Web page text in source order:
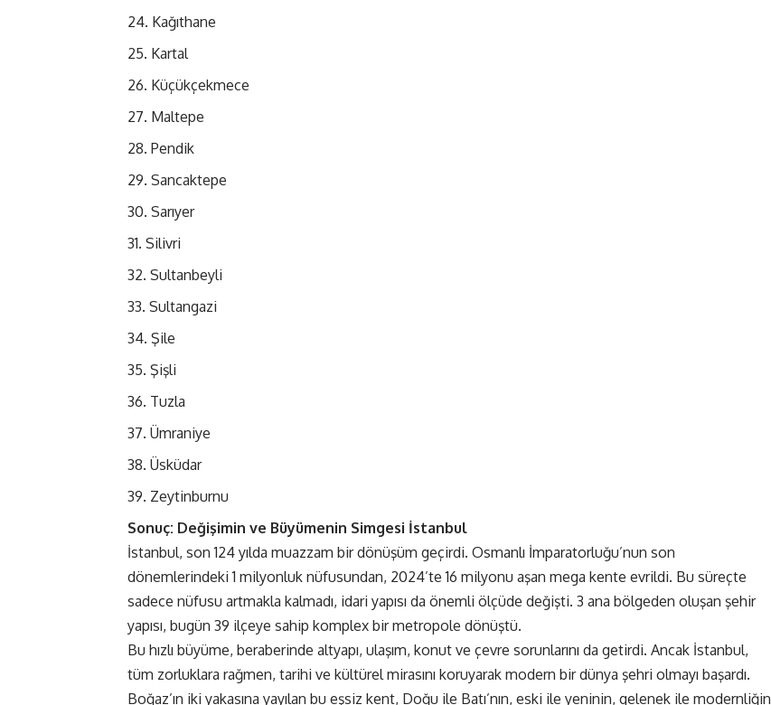
Kağıthane
Kartal
Küçükçekmece
Maltepe
Pendik
Sancaktepe
Sarıyer
Silivri
Sultanbeyli
Sultangazi
Şile
Şişli
Tuzla
Ümraniye
Üsküdar
Zeytinburnu
Sonuç: Değişimin ve Büyümenin Simgesi İstanbul
İstanbul, son 124 yılda muazzam bir dönüşüm geçirdi. Osmanlı İmparatorluğu’nun son
dönemlerindeki 1 milyonluk nüfusundan, 2024’te 16 milyonu aşan mega kente evrildi. Bu süreçte
sadece nüfusu artmakla kalmadı, idari yapısı da önemli ölçüde değişti. 3 ana bölgeden oluşan şehir
yapısı, bugün 39 ilçeye sahip komplex bir metropole dönüştü.
Bu hızlı büyüme, beraberinde altyapı, ulaşım, konut ve çevre sorunlarını da getirdi. Ancak İstanbul,
tüm zorluklara rağmen, tarihi ve kültürel mirasını koruyarak modern bir dünya şehri olmayı başardı.
Boğaz’ın iki yakasına yayılan bu eşsiz kent, Doğu ile Batı’nın, eski ile yeninin, gelenek ile modernliğin